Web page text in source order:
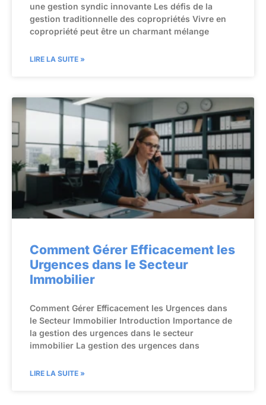
une gestion syndic innovante Les défis de la
gestion traditionnelle des copropriétés Vivre en
copropriété peut être un charmant mélange
LIRE LA SUITE »
Comment Gérer Efficacement les
Urgences dans le Secteur
Immobilier
Comment Gérer Efficacement les Urgences dans
le Secteur Immobilier Introduction Importance de
la gestion des urgences dans le secteur
immobilier La gestion des urgences dans
LIRE LA SUITE »